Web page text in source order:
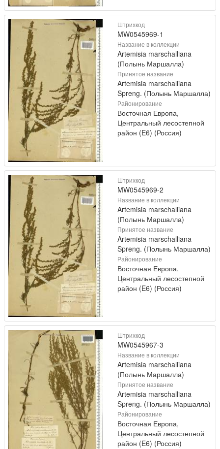
Штрихкод
MW0545969-1
Название в коллекции
Artemisia marschalliana
(Полынь Маршалла)
Принятое название
Artemisia marschalliana
Spreng. (Полынь Маршалла)
Районирование
Восточная Европа,
Центральный лесостепной
район (E6) (Россия)
Штрихкод
MW0545969-2
Название в коллекции
Artemisia marschalliana
(Полынь Маршалла)
Принятое название
Artemisia marschalliana
Spreng. (Полынь Маршалла)
Районирование
Восточная Европа,
Центральный лесостепной
район (E6) (Россия)
Штрихкод
MW0545967-3
Название в коллекции
Artemisia marschalliana
(Полынь Маршалла)
Принятое название
Artemisia marschalliana
Spreng. (Полынь Маршалла)
Районирование
Восточная Европа,
Центральный лесостепной
район (E6) (Россия)